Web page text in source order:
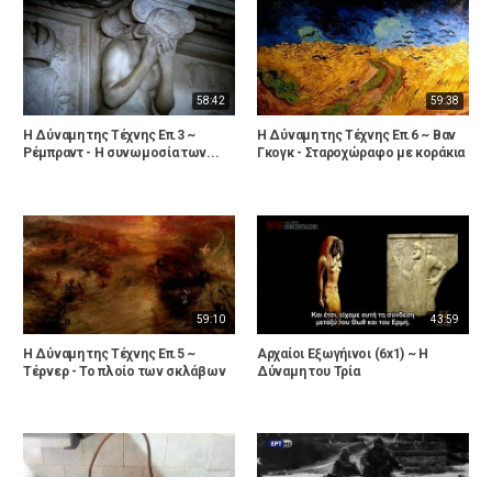
58:42
Η Δύναμη της Τέχνης Επ.3 ~
Ρέμπραντ - Η συνωμοσία των...
59:38
Η Δύναμη της Τέχνης Επ.6 ~ Βαν
Γκογκ - Σταροχώραφο με κοράκια
59:10
Η Δύναμη της Τέχνης Επ.5 ~
Τέρνερ - Το πλοίο των σκλάβων
43:59
Αρχαίοι Εξωγήινοι (6x1) ~ Η
Δύναμη του Τρία